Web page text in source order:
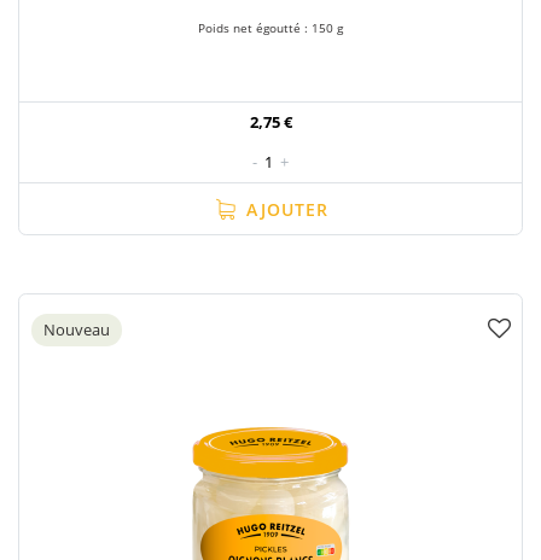
Poids net égoutté : 150 g
2,75 €
- 1 +
AJOUTER
Nouveau